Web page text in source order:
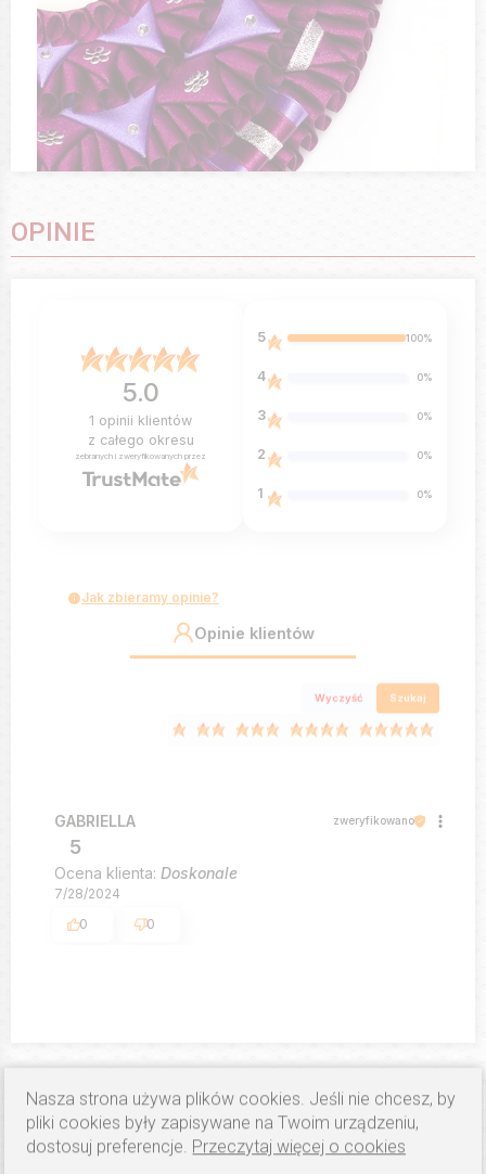
OPINIE
5.0
1 opinii klientów
z całego okresu
zebranych i zweryfikowanych przez
5 100%
4 0%
3 0%
2 0%
1 0%
Jak zbieramy opinie?
Opinie klientów
Wyczyść Szukaj
GABRIELLA zweryfikowano
5
Ocena klienta: Doskonale
7/28/2024
0
0
PRODUKTY PODOBNE
Nasza strona używa plików cookies. Jeśli nie chcesz, by
pliki cookies były zapisywane na Twoim urządzeniu,
dostosuj preferencje. Przeczytaj więcej o cookies